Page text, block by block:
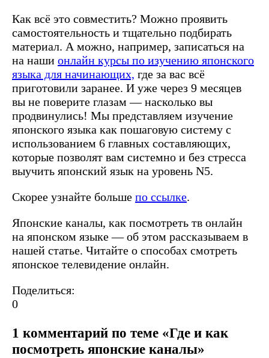
Как всё это совместить? Можно проявить
самостоятельность и тщательно подбирать
материал. А можно, например, записаться на
на наши онлайн курсы по изучению японского
языка для начинающих, где за вас всё
приготовили заранее. И уже через 9 месяцев
вы не поверите глазам — насколько вы
продвинулись! Мы представляем изучение
японского языка как пошаговую систему с
использованием 6 главных составляющих,
которые позволят вам системно и без стресса
выучить японский язык на уровень N5.
Скорее узнайте больше по ссылке.
Японские каналы, как посмотреть тв онлайн
на японском языке — об этом рассказываем в
нашей статье. Читайте о способах смотреть
японское телевидение онлайн.
Поделиться:
0
1 комментарий по теме «Где и как
посмотреть японские каналы»